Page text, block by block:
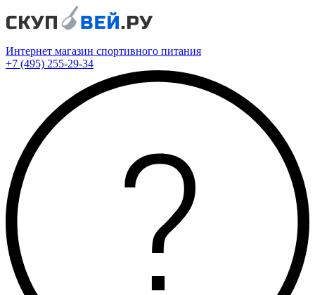
Интернет магазин спортивного питания
+7 (495) 255-29-34